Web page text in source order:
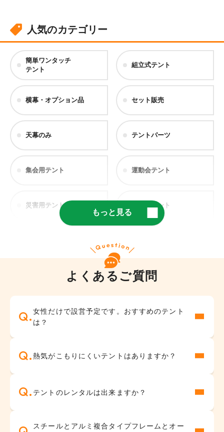
人気のカテゴリー
簡単ワンタッチ
テント
組立式テント
横幕・オプション品 セット販売
天幕のみ テントパーツ
集会用テント 運動会テント
災害用テント 医療用テント
部活・野外
・卒業式
地鎮祭・お祭り
もっと見る
よくあるご質問
女性だけで設営予定です。おすすめのテント
は？
熱気がこもりにくいテントはありますか？
テントのレンタルは出来ますか？
スチールとアルミ複合タイプフレームとオー